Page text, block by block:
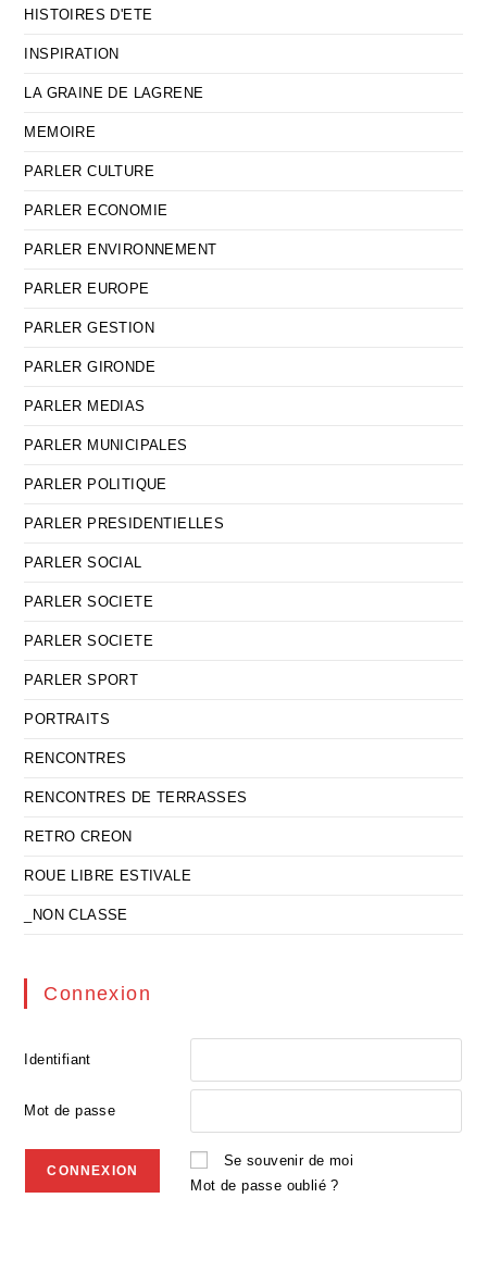
HISTOIRES D'ETE
INSPIRATION
LA GRAINE DE LAGRENE
MEMOIRE
PARLER CULTURE
PARLER ECONOMIE
PARLER ENVIRONNEMENT
PARLER EUROPE
PARLER GESTION
PARLER GIRONDE
PARLER MEDIAS
PARLER MUNICIPALES
PARLER POLITIQUE
PARLER PRESIDENTIELLES
PARLER SOCIAL
PARLER SOCIETE
PARLER SOCIETE
PARLER SPORT
PORTRAITS
RENCONTRES
RENCONTRES DE TERRASSES
RETRO CREON
ROUE LIBRE ESTIVALE
_NON CLASSE
Connexion
Identifiant
Mot de passe
Se souvenir de moi
Mot de passe oublié ?